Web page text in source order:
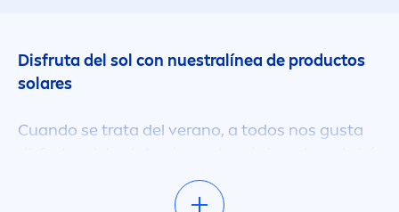
Disfruta del sol con nuestralínea de productos
solares
Cuando se trata del verano, a todos nos gusta
toda nuestra línea de productos para el sol. Ya
sea que estés buscando protegerte de esos